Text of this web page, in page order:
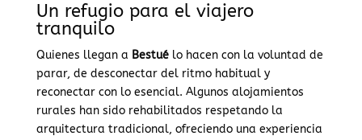
Un refugio para el viajero
tranquilo
Quienes llegan a Bestuélo hacen con la voluntad de
parar, de desconectar del ritmo habitual y
reconectar con lo esencial. Algunos alojamientos
rurales han sido rehabilitados respetando la
arquitectura tradicional, ofreciendo una experiencia